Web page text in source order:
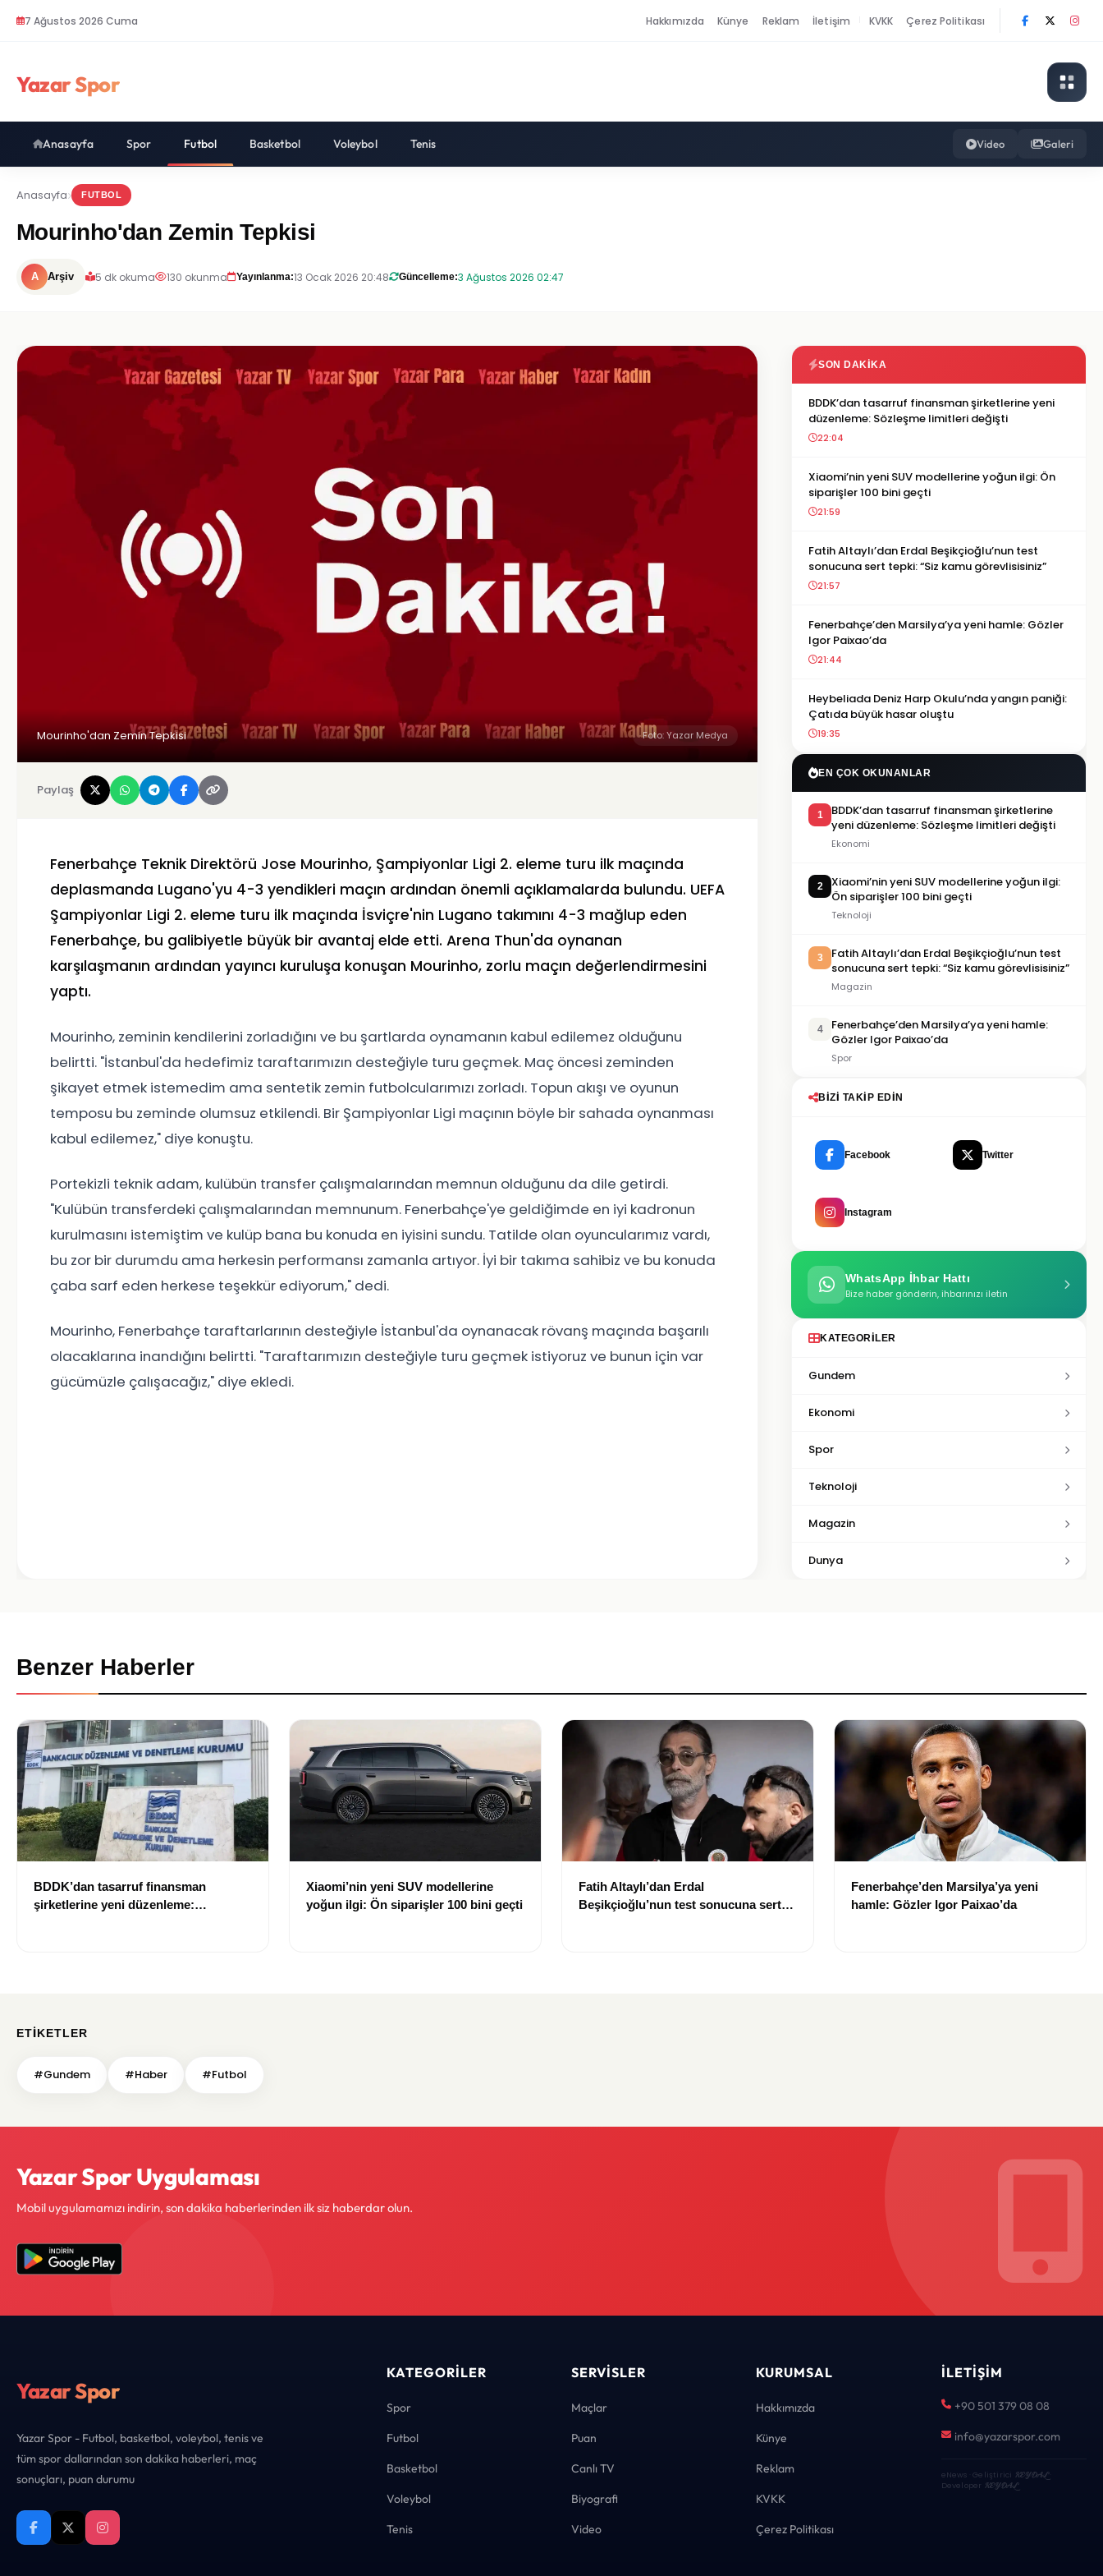
7 Ağustos 2026 Cuma Hakkımızda Künye Reklam İletişim KVKK Çerez Politikası
Yazar Spor
Anasayfa Spor Futbol Basketbol Voleybol Tenis Video Galeri
Anasayfa FUTBOL
Mourinho'dan Zemin Tepkisi
A Arşiv 5 dk okuma 130 okunma Yayınlanma:13 Ocak 2026 20:48 Güncelleme:3 Ağustos 2026 02:47
Mourinho'dan Zemin Tepkisi Foto: Yazar Medya
Paylaş
Fenerbahçe Teknik Direktörü Jose Mourinho, Şampiyonlar Ligi 2. eleme turu ilk maçında
deplasmanda Lugano'yu 4-3 yendikleri maçın ardından önemli açıklamalarda bulundu. UEFA
Şampiyonlar Ligi 2. eleme turu ilk maçında İsviçre'nin Lugano takımını 4-3 mağlup eden
Fenerbahçe, bu galibiyetle büyük bir avantaj elde etti. Arena Thun'da oynanan
karşılaşmanın ardından yayıncı kuruluşa konuşan Mourinho, zorlu maçın değerlendirmesini
yaptı.
Mourinho, zeminin kendilerini zorladığını ve bu şartlarda oynamanın kabul edilemez olduğunu
belirtti. "İstanbul'da hedefimiz taraftarımızın desteğiyle turu geçmek. Maç öncesi zeminden
şikayet etmek istemedim ama sentetik zemin futbolcularımızı zorladı. Topun akışı ve oyunun
temposu bu zeminde olumsuz etkilendi. Bir Şampiyonlar Ligi maçının böyle bir sahada oynanması
kabul edilemez," diye konuştu.
Portekizli teknik adam, kulübün transfer çalışmalarından memnun olduğunu da dile getirdi.
"Kulübün transferdeki çalışmalarından memnunum. Fenerbahçe'ye geldiğimde en iyi kadronun
kurulmasını istemiştim ve kulüp bana bu konuda en iyisini sundu. Tatilde olan oyuncularımız vardı,
bu zor bir durumdu ama herkesin performansı zamanla artıyor. İyi bir takıma sahibiz ve bu konuda
çaba sarf eden herkese teşekkür ediyorum," dedi.
Mourinho, Fenerbahçe taraftarlarının desteğiyle İstanbul'da oynanacak rövanş maçında başarılı
olacaklarına inandığını belirtti. "Taraftarımızın desteğiyle turu geçmek istiyoruz ve bunun için var
gücümüzle çalışacağız," diye ekledi.
SON DAKIKA
BDDK’dan tasarruf finansman şirketlerine yeni
düzenleme: Sözleşme limitleri değişti
22:04
Xiaomi’nin yeni SUV modellerine yoğun ilgi: Ön
siparişler 100 bini geçti
21:59
Fatih Altaylı’dan Erdal Beşikçioğlu’nun test
sonucuna sert tepki: “Siz kamu görevlisisiniz”
21:57
Fenerbahçe’den Marsilya’ya yeni hamle: Gözler
Igor Paixao’da
21:44
Heybeliada Deniz Harp Okulu’nda yangın paniği:
Çatıda büyük hasar oluştu
19:35
EN ÇOK OKUNANLAR
1
BDDK’dan tasarruf finansman şirketlerine
yeni düzenleme: Sözleşme limitleri değişti
Ekonomi
2
Xiaomi’nin yeni SUV modellerine yoğun ilgi:
Ön siparişler 100 bini geçti
Teknoloji
3
Fatih Altaylı’dan Erdal Beşikçioğlu’nun test
sonucuna sert tepki: “Siz kamu görevlisisiniz”
Magazin
4
Fenerbahçe’den Marsilya’ya yeni hamle:
Gözler Igor Paixao’da
Spor
BIZI TAKIP EDIN
Facebook Twitter
Instagram
WhatsApp İhbar Hattı
Bize haber gönderin, ihbarınızı iletin
KATEGORILER
Gundem
Ekonomi
Spor
Teknoloji
Magazin
Dunya
Benzer Haberler
BDDK’dan tasarruf finansman
şirketlerine yeni düzenleme:
Xiaomi’nin yeni SUV modellerine
yoğun ilgi: Ön siparişler 100 bini geçti
Fatih Altaylı’dan Erdal
Beşikçioğlu’nun test sonucuna sert
Fenerbahçe’den Marsilya’ya yeni
hamle: Gözler Igor Paixao’da
ETIKETLER
#Gundem #Haber #Futbol
Yazar Spor Uygulaması
Mobil uygulamamızı indirin, son dakika haberlerinden ilk siz haberdar olun.
Yazar Spor
Yazar Spor - Futbol, basketbol, voleybol, tenis ve
tüm spor dallarından son dakika haberleri, maç
sonuçları, puan durumu
KATEGORILER
Spor
Futbol
Basketbol
Voleybol
Tenis
SERVISLER
Maçlar
Puan
Canlı TV
Biyografi
Video
KURUMSAL
Hakkımızda
Künye
Reklam
KVKK
Çerez Politikası
İLETIŞIM
+90 501 379 08 08
info@yazarspor.com
eNews · Geliştirici KEYDAL·
Developer KEYDAL